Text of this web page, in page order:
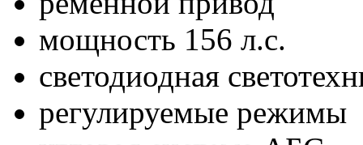
мощность 156 л.с.
светодиодная
регулируемые режимы